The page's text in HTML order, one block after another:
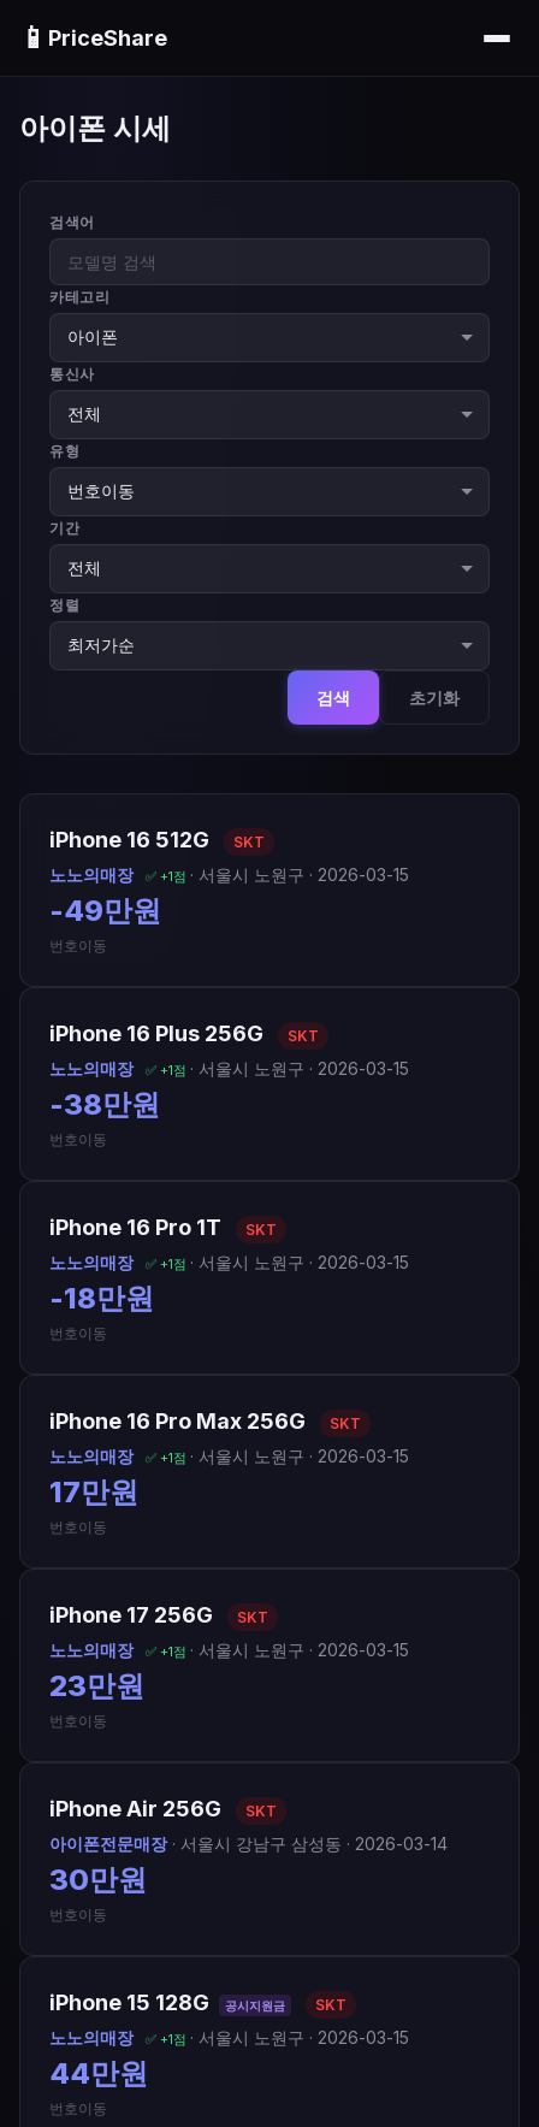
📱 PriceShare
아이폰 시세
검색어
카테고리
통신사
유형
기간
정렬
검색 초기화
iPhone 16 512G SKT
노노의매장 ✅ +1점 · 서울시 노원구 · 2026-03-15
-49만원
번호이동
iPhone 16 Plus 256G SKT
노노의매장 ✅ +1점 · 서울시 노원구 · 2026-03-15
-38만원
번호이동
iPhone 16 Pro 1T SKT
노노의매장 ✅ +1점 · 서울시 노원구 · 2026-03-15
-18만원
번호이동
iPhone 16 Pro Max 256G SKT
노노의매장 ✅ +1점 · 서울시 노원구 · 2026-03-15
17만원
번호이동
iPhone 17 256G SKT
노노의매장 ✅ +1점 · 서울시 노원구 · 2026-03-15
23만원
번호이동
iPhone Air 256G SKT
아이폰전문매장 · 서울시 강남구 삼성동 · 2026-03-14
30만원
번호이동
iPhone 15 128G 공시지원금 SKT
노노의매장 ✅ +1점 · 서울시 노원구 · 2026-03-15
44만원
번호이동